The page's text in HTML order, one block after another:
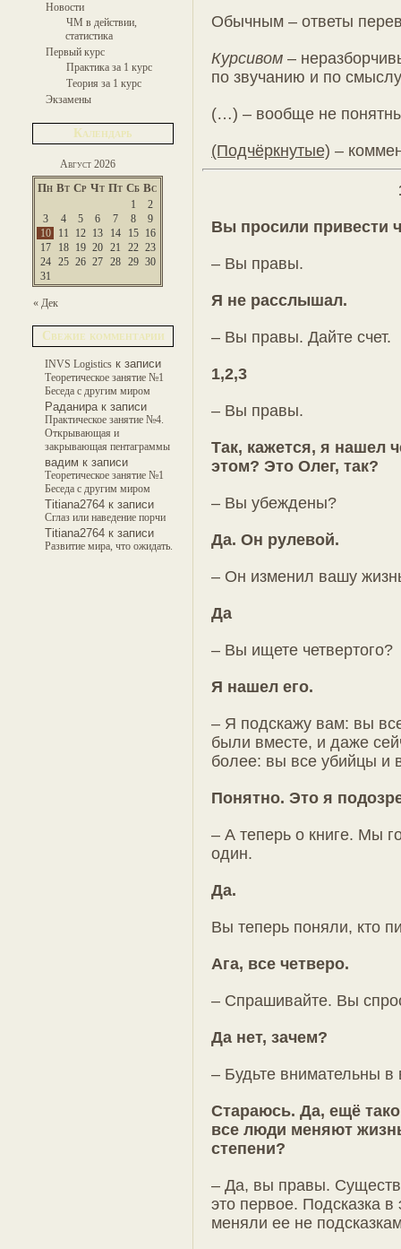
Новости
ЧМ в действии,
статистика
Первый курс
Практика за 1 курс
Теория за 1 курс
Экзамены
Календарь
Август 2026
Пн Вт Ср Чт Пт Сб Вс
1
2
3
4 5 6 7 8
9
10
11 12 13 14 15
16
17
18 19 20 21 22 23
24
25 26 27 28 29 30
31
« Дек
Свежие комментарии
INVS Logistics к записи
Теоретическое занятие №1
Беседа с другим миром
Раданирак записи
Практическое занятие №4.
Открывающая и
закрывающая пентаграммы
вадим к записи
Теоретическое занятие №1
Беседа с другим миром
Titiana2764 к записи
Сглаз или наведение порчи
Titiana2764 к записи
Развитие мира, что ожидать.
Обычным – ответы
Курсивом –
по звучанию и по смыслу
(…) – вообще не
(Подчёркнутые) –
Вы просили привести
– Вы правы.
Я не расслышал.
– Вы правы. Дайте счет.
1,2,3
– Вы правы.
Так, кажется, я нашел
этом? Это Олег, так?
– Вы убеждены?
Да. Он рулевой.
– Он изменил вашу
Да
– Вы ищете четвертого?
Я нашел его.
– Я подскажу вам: вы
были вместе, и даже
более: вы все убийцы и
Понятно. Это я
– А теперь о книге. Мы
один.
Да.
Вы теперь поняли, кто
Ага, все четверо.
– Спрашивайте. Вы
Да нет, зачем?
– Будьте внимательны в
Стараюсь. Да, ещё
все люди меняют
степени?
– Да, вы правы.
это первое. Подсказка
меняли ее не